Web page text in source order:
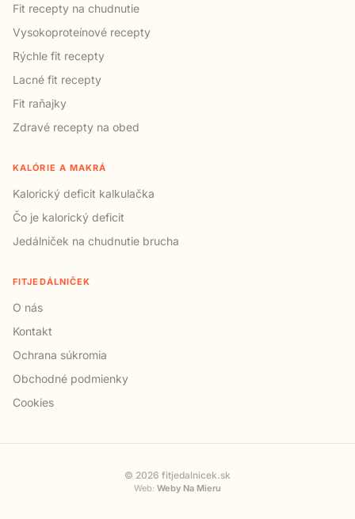
Fit recepty na chudnutie
Vysokoproteínové recepty
Rýchle fit recepty
Lacné fit recepty
Fit raňajky
Zdravé recepty na obed
KALÓRIE A MAKRÁ
Kalorický deficit kalkulačka
Čo je kalorický deficit
Jedálniček na chudnutie brucha
FITJEDÁLNIČEK
O nás
Kontakt
Ochrana súkromia
Obchodné podmienky
Cookies
© 2026 fitjedalnicek.sk
Web: Weby Na Mieru